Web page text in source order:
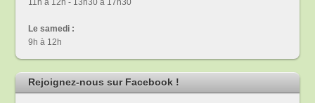
Le samedi :
9h à 12h
Rejoignez-nous sur Facebook !